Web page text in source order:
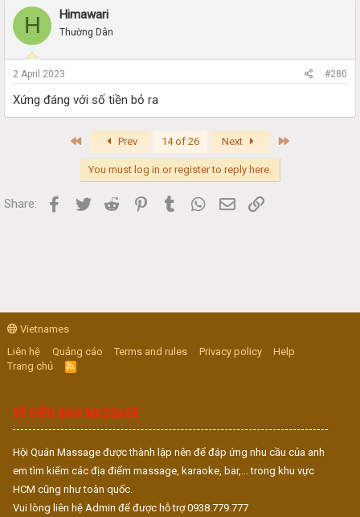
H Himawari
Thường Dân
2 April 2023 #280
Xứng đáng với số tiền bỏ ra
First Prev 14 of 26 Next
You must log in or register to reply here.
Share: Facebook
Twitter Reddit PinterestTumblr WhatsApp
Email
Vietnames
Liên hệ
Quảng cáo Terms and rules Privacy policy
Help
Trang chủ
R
S
VỀ DIỄN ĐÀN MASSAGE
Hội Quán Massage được thành lập nên để đáp ứng nhu cầu của anh
em tìm kiếm các địa điểm massage, karaoke, bar,... trong khu vực
HCM cũng như toàn quốc.
Vui lòng liên hệ Admin để được hỗ trợ 0938.779.777